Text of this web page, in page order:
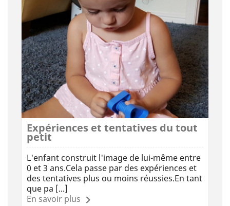
Expériences et tentatives du tout
petit
L'enfant construit l'image de lui-même entre
0 et 3 ans.Cela passe par des expériences et
des tentatives plus ou moins réussies.En tant
que pa [...]
En savoir plus